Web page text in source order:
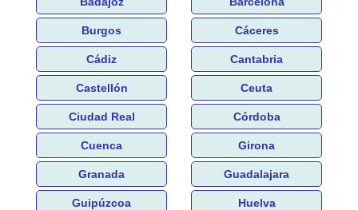
Burgos Cáceres
Cádiz Cantabria
Castellón Ceuta
Ciudad Real Córdoba
Cuenca Girona
Granada Guadalajara
Guipúzcoa Huelva